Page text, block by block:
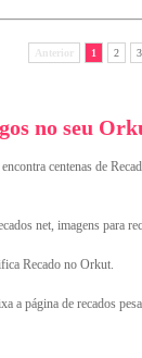
Anterior 1 2 3
no seu
centenas de
net, imagens para
Recado no Orkut.
a página de recados